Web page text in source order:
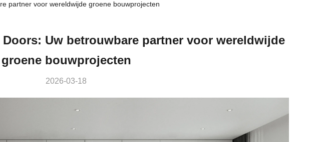
partner voor wereldwijde groene bouwprojecten
Uw betrouwbare partner voor wereldwijde
groene bouwprojecten
2026-03-18